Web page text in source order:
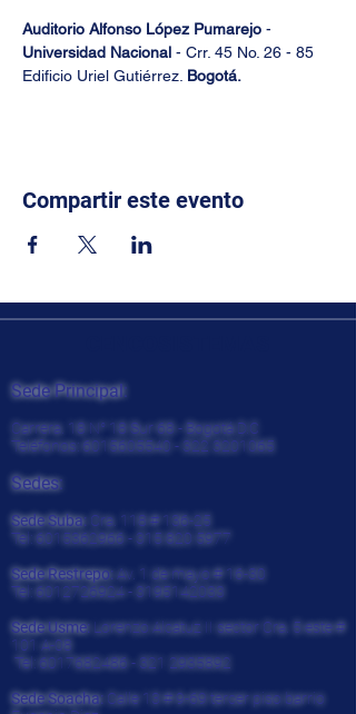
Auditorio Alfonso López Pumarejo -
Universidad Nacional - Crr. 45 No. 26 - 85
Edificio Uriel Gutiérrez. Bogotá.
Compartir este evento
Sede Principal:
Carrera. 18 N° 18 Sur 68 - Bogotá D.C
Teléfonos: 6015605540 - 322 3201065
Sedes:
Sede Suba: Cra. 118 # 136-25
Tel: 6015362966 - 315 820 5977
Sede Restrepo: Av. 1 de mayo # 16-30
Tel: 6012726924- 3195142033
Sede Usme: Lorenzo Alcatuz II sector Cra. 5 este #
101 A-08
Tel: 6017682486 - 321 2935892
Sede Soacha: Calle 13 # 9-69 tercer piso barrio